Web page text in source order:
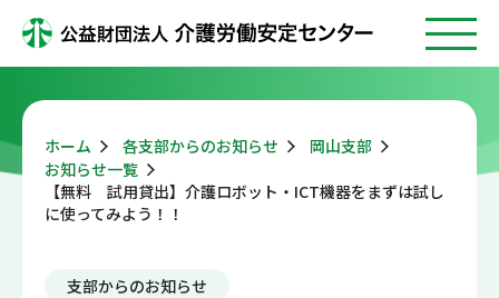
ホーム 各支部からのお知らせ
岡山支部
お知らせ一覧
【無料 試用貸出】介護ロボット・ICT機器をまずは試し
に使ってみよう！！
支部からのお知らせ